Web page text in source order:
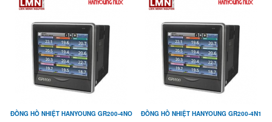
ĐỒNG HỒ NHIỆT HANYOUNG GR200-4NO ĐỒNG HỒ NHIỆT HANYOUNG GR200-4N1